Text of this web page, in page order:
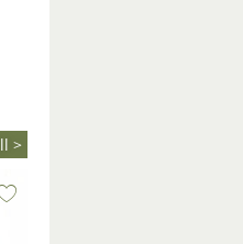
>